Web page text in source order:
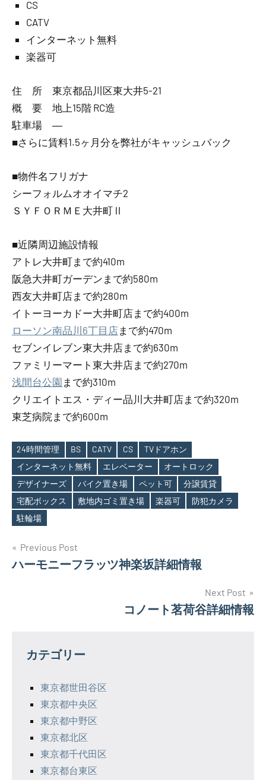
CS
CATV
インターネット無料
楽器可
住 所 東京都品川区東大井5-21
概 要 地上15階 RC造
駐車場 ―
■さらに賃料1.5ヶ月分を弊社がキャッシュバック
■物件名フリガナ
シーフォルムオオイマチ2
ＳＹＦＯＲＭＥ大井町Ⅱ
■近隣周辺施設情報
アトレ大井町まで約410m
阪急大井町ガーデンまで約580m
西友大井町店まで約280m
イトーヨーカドー大井町店まで約400m
ローソン南品川6丁目店まで約470m
セブンイレブン東大井店まで約630m
ファミリーマート東大井店まで約270m
浅間台公園 まで約310m
クリエイトエス・ディー品川大井町店まで約320m
東芝病院まで約600m
Tags
24時間管理 BS CATV CS
TVドアホン
インターネット無料
エレベーター
オートロック
デザイナーズ
バイク置き場 ペット可
分譲賃貸
宅配ボックス
敷地内ゴミ置き場 楽器可
防犯カメラ
駐輪場
投
稿
ー
Previous Post
ハーモニーフラッツ神楽坂詳細情報
Next Post
コノート茗荷谷詳細情報
カテゴリー
東京都世田谷区
東京都中央区
東京都中野区
東京都北区
東京都千代田区
東京都台東区